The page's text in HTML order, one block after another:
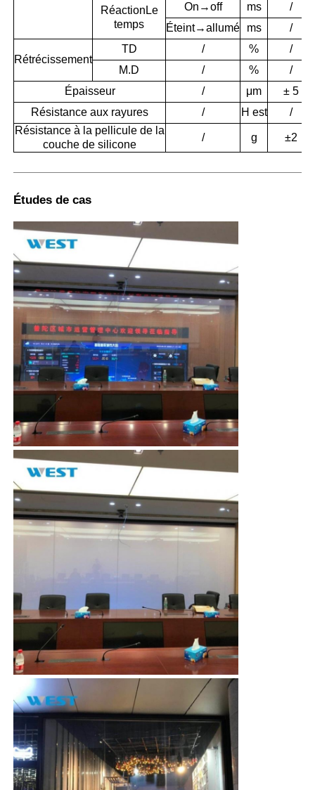
Réaction Le
temps
On→off ms
/
Éteint→allumé
ms /
Rétrécissement
TD / %
/
M.D
/ %
/
Épaisseur
/ μm
± 5
Résistance aux rayures
/ H est
/
Résistance à la pellicule de la
couche de silicone
/ g ±2
Études de cas